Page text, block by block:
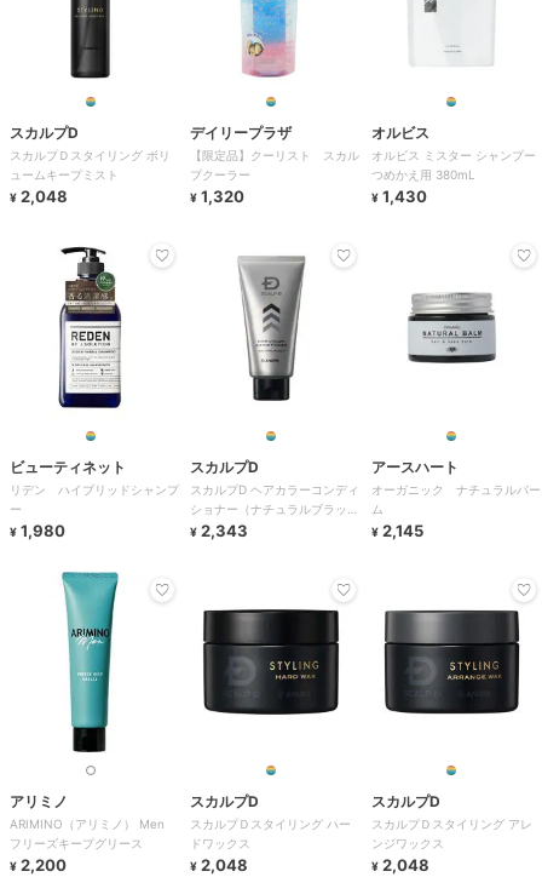
スカルプD
スカルプＤスタイリング ボリ
ュームキープミスト
¥ 2,048
デイリープラザ
【限定品】クーリスト スカル
プクーラー
¥ 1,320
オルビス
オルビス ミスター シャンプー
つめかえ用 380mL
¥ 1,430
ビューティネット
リデン ハイブリッドシャンプ
ー
¥ 1,980
スカルプD
スカルプD ヘアカラーコンディ
ショナー（ナチュラルブラッ
ク）
¥ 2,343
アースハート
オーガニック ナチュラルバー
ム
¥ 2,145
アリミノ
ARIMINO（アリミノ） Men
フリーズキープグリース
¥ 2,200
スカルプD
スカルプＤスタイリング ハー
ドワックス
¥ 2,048
スカルプD
スカルプＤスタイリング アレ
ンジワックス
¥ 2,048